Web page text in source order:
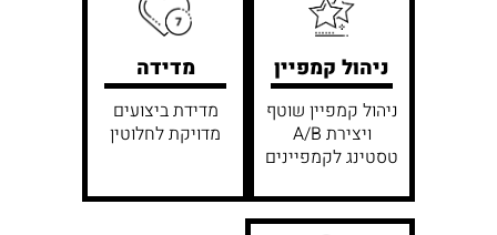
ניהול קמפיין
ניהול קמפיין שוטף
ויצירת A/B
טסטינג לקמפיינים
מדידה
מדידת ביצועים
מדויקת לחלוטין